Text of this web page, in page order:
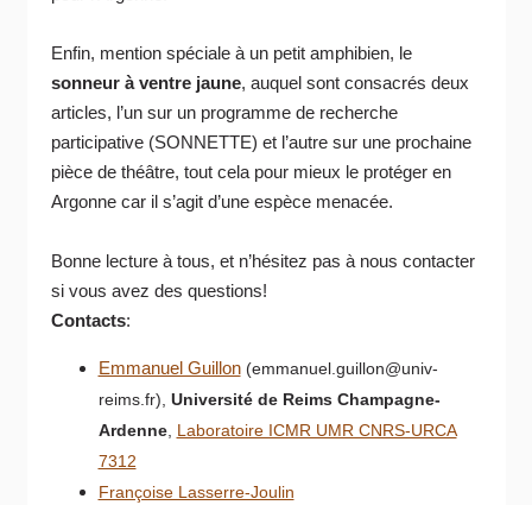
Enfin, mention spéciale à un petit amphibien, le
sonneur à ventre jaune, auquel sont consacrés deux
articles, l’un sur un programme de recherche
participative (SONNETTE) et l’autre sur une prochaine
pièce de théâtre, tout cela pour mieux le protéger en
Argonne car il s’agit d’une espèce menacée.
Bonne lecture à tous, et n’hésitez pas à nous contacter
si vous avez des questions!
Contacts:
Emmanuel Guillon (emmanuel.guillon@univ-
reims.fr), Université de Reims Champagne-
Ardenne, Laboratoire ICMR UMR CNRS-URCA
7312
Françoise Lasserre-Joulin